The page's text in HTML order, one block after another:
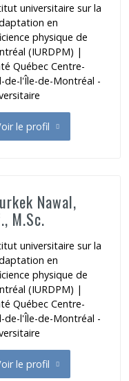
universitaire sur la
en
physique de
(IURDPM) |
Québec Centre-
de-l'Île-de-Montréal -
le profil
Bourennani Dahbia
Nawal,
M.Sc.
universitaire sur la
en
physique de
(IURDPM) |
Québec Centre-
de-l'Île-de-Montréal -
le profil
Bourkek Nawal